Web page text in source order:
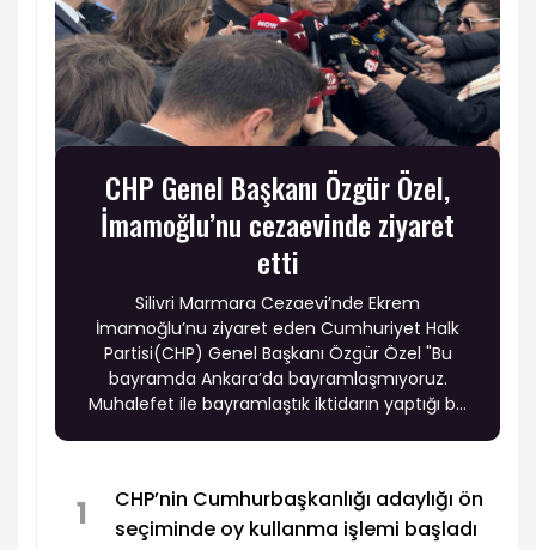
CHP Genel Başkanı Özgür Özel,
İmamoğlu’nu cezaevinde ziyaret
etti
Silivri Marmara Cezaevi’nde Ekrem
İmamoğlu’nu ziyaret eden Cumhuriyet Halk
Partisi(CHP) Genel Başkanı Özgür Özel "Bu
bayramda Ankara’da bayramlaşmıyoruz.
Muhalefet ile bayramlaştık iktidarın yaptığı bu
1
CHP’nin Cumhurbaşkanlığı adaylığı ön
seçiminde oy kullanma işlemi başladı